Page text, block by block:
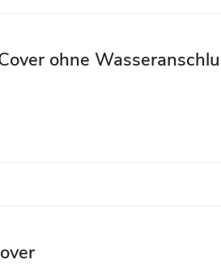
ohne